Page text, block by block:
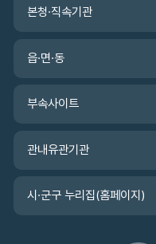
본청·직속기관
읍·면·동
부속사이트
관내유관기관
시·군구 누리집(홈페이지)